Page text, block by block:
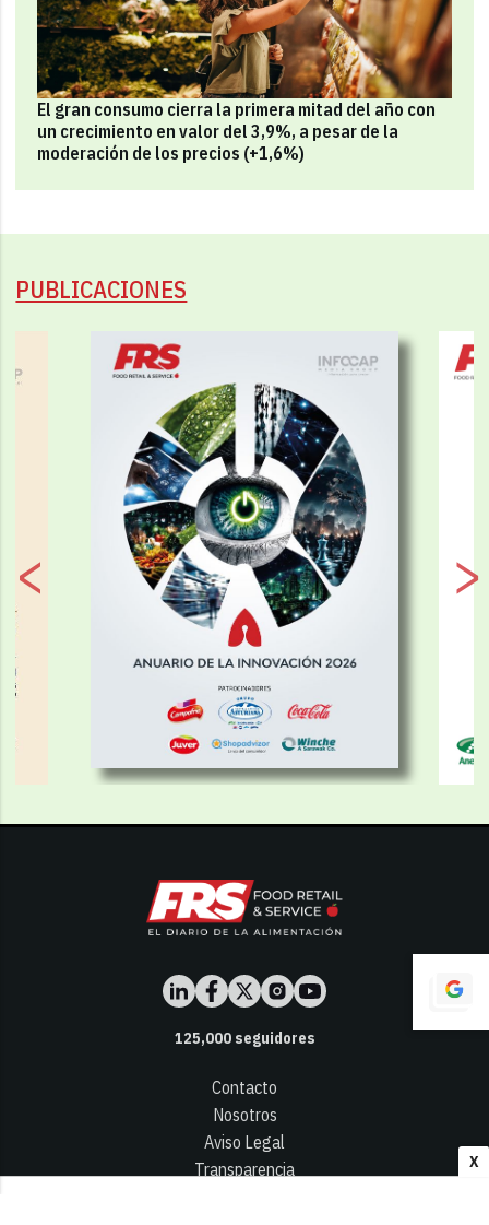
X
El gran consumo cierra la primera mitad del año con
un crecimiento en valor del 3,9%, a pesar de la
moderación de los precios (+1,6%)
PUBLICACIONES
125,000seguidores
Contacto
Nosotros
Aviso Legal
Transparencia